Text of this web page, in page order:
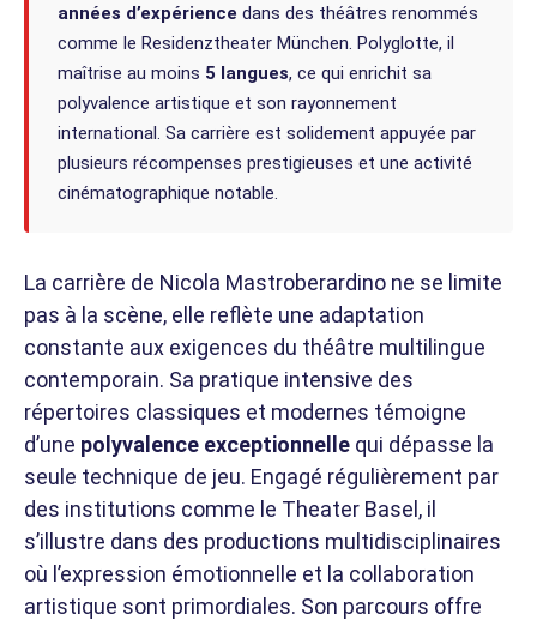
années d’expérience dans des théâtres renommés
comme le Residenztheater München. Polyglotte, il
maîtrise au moins 5 langues, ce qui enrichit sa
polyvalence artistique et son rayonnement
international. Sa carrière est solidement appuyée par
plusieurs récompenses prestigieuses et une activité
cinématographique notable.
La carrière de Nicola Mastroberardino ne se limite
pas à la scène, elle reflète une adaptation
constante aux exigences du théâtre multilingue
contemporain. Sa pratique intensive des
répertoires classiques et modernes témoigne
d’une polyvalence exceptionnelle qui dépasse la
seule technique de jeu. Engagé régulièrement par
des institutions comme le Theater Basel, il
s’illustre dans des productions multidisciplinaires
où l’expression émotionnelle et la collaboration
artistique sont primordiales. Son parcours offre